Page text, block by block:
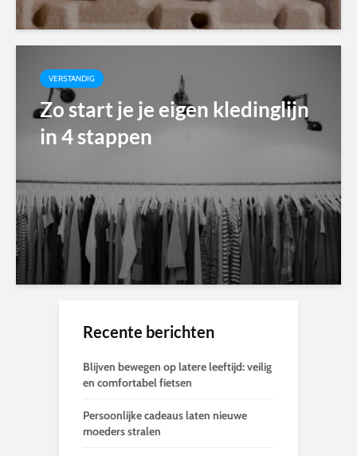
VERSTANDIG
Zo start je je eigen kledinglijn
in 4 stappen
Recente berichten
Blijven bewegen op latere leeftijd: veilig
en comfortabel fietsen
Persoonlijke cadeaus laten nieuwe
moeders stralen